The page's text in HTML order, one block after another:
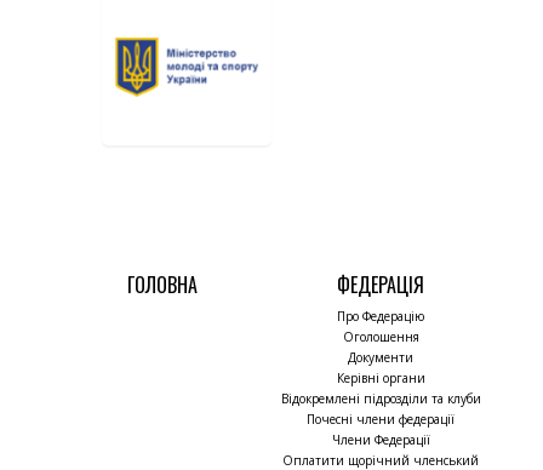
ГОЛОВНА ФЕДЕРАЦІЯ
Про Федерацію
Оголошення
Документи
Керівні органи
Відокремлені підрозділи та клуби
Почесні члени федерації
Члени Федерації
Оплатити щорічний членський